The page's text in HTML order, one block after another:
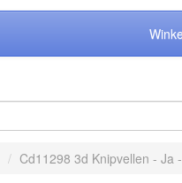
Cd11298 3d Knipvellen - Ja